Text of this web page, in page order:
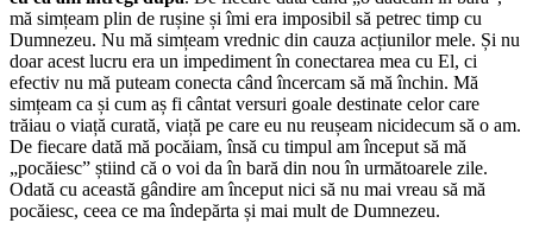
mă simțeam plin de rușine și îmi era imposibil să petrec timp cu
Dumnezeu. Nu mă simțeam vrednic din cauza acțiunilor mele. Și nu
doar acest lucru era un impediment în conectarea mea cu El, ci
efectiv nu mă puteam conecta când încercam să mă închin. Mă
simțeam ca și cum aș fi cântat versuri goale destinate celor care
trăiau o viață curată, viață pe care eu nu reușeam nicidecum să o am.
De fiecare dată mă pocăiam, însă cu timpul am început să mă
„pocăiesc” știind că o voi da în bară din nou în următoarele zile.
Odată cu această gândire am început nici să nu mai vreau să mă
pocăiesc, ceea ce ma îndepărta și mai mult de Dumnezeu.